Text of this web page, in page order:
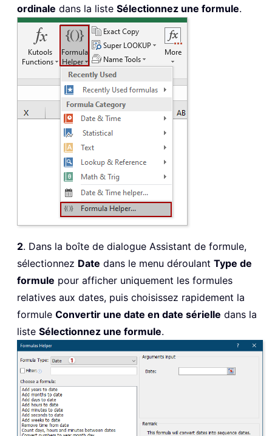
ordinale dans la liste Sélectionnez une formule.
2. Dans la boîte de dialogue Assistant de formule,
sélectionnez Date dans le menu déroulant Type de
formule pour afficher uniquement les formules
relatives aux dates, puis choisissez rapidement la
formule Convertir une date en date sérielle dans la
liste Sélectionnez une formule.